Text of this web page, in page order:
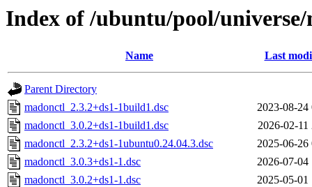
Index of /ubuntu/pool/
Name Last
Parent Directory
madonctl_2.3.2+ds1-1build1.dsc
2023-08-24
madonctl_3.0.2+ds1-1build1.dsc
2026-02-11
madonctl_2.3.2+ds1-1ubuntu0.24.04.3.dsc
2025-06-26
madonctl_3.0.3+ds1-1.dsc
2026-07-04
madonctl_3.0.2+ds1-1.dsc
2025-05-01